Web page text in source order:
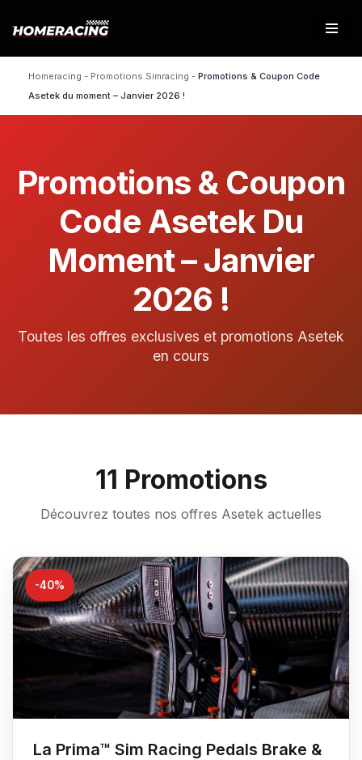
contenu
Homeracing - Promotions Simracing - Promotions & Coupon Code
Asetek du moment – Janvier 2026 !
Promotions & Coupon
Code Asetek Du
Moment – Janvier
2026 !
Toutes les offres exclusives et promotions Asetek
en cours
11 Promotions
Découvrez toutes nos offres Asetek actuelles
-40%
La Prima™ Sim Racing Pedals Brake &